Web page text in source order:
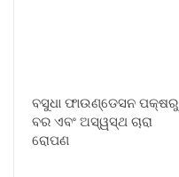
ବସୁଧା ଫାଉଣ୍ଡେସନ ପକ୍ଷରୁ
ବର ଏବଂ ଅସ୍ୱସ୍ଥ ଚାରା
ରୋପଣ